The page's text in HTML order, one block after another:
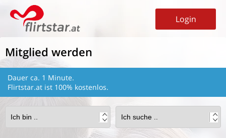
Login
Mitglied werden
Dauer ca. 1 Minute.
Flirtstar.at ist 100% kostenlos.